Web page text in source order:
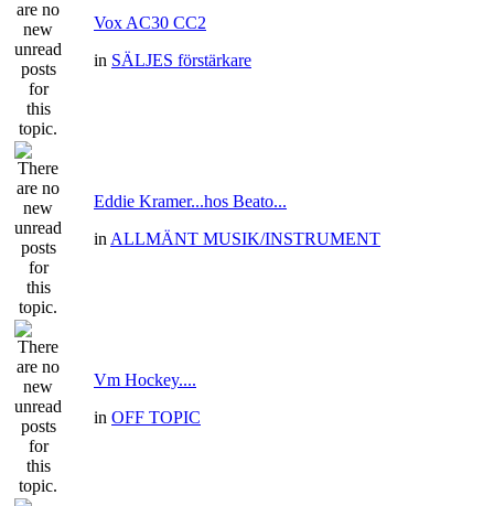
Vox AC30 CC2
in SÄLJES förstärkare
Eddie Kramer...hos Beato...
in ALLMÄNT MUSIK/INSTRUMENT
Vm Hockey....
in OFF TOPIC